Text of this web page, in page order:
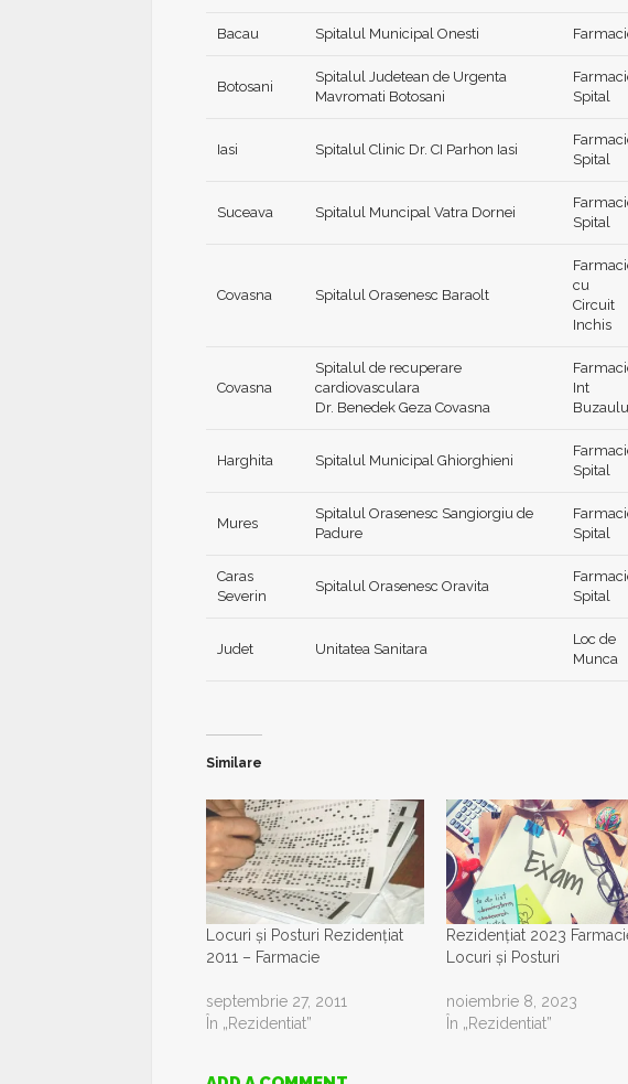
Bacau Spitalul Municipal Onesti
Botosani
Spitalul Judetean de Urgenta
Mavromati Botosani
Spital
Iasi Spitalul Clinic Dr. CI Parhon Iasi
Spital
Suceava Spitalul Muncipal Vatra Dornei
Spital
Covasna Spitalul Orasenesc Baraolt
cu
Circuit
Inchis
Covasna
Spitalul de recuperare
cardiovasculara
Dr. Benedek Geza Covasna
Int
Harghita Spitalul Municipal Ghiorghieni
Spital
Mures
Spitalul Orasenesc Sangiorgiu de
Padure
Spital
Caras
Severin
Spitalul Orasenesc Oravita
Spital
Judet Unitatea Sanitara
Loc de
Munca
Similare
Locuri și Posturi Rezidențiat
2011 – Farmacie
septembrie 27, 2011
În „Rezidentiat”
Rezidențiat 2023
Locuri și Posturi
noiembrie 8, 2023
În „Rezidentiat”